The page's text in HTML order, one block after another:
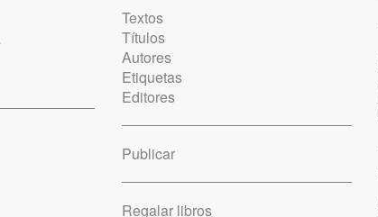
Textos
Títulos
Autores
Etiquetas
Editores
Publicar
Regalar libros